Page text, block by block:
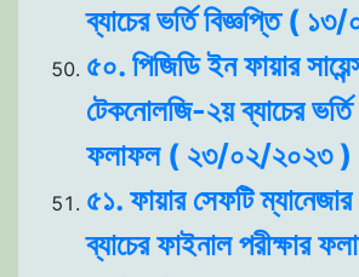
ব্যাচের ভর্তি বিজ্ঞপ্তি (
৫০. পিজিডি ইন ফায়ার
টেকনোলজি-২য় ব্যাচের ভর্তি
ফলাফল ( ২৩/০২/২০২৩ )
৫১. ফায়ার সেফটি
ব্যাচের ফাইনাল পরীক্ষার